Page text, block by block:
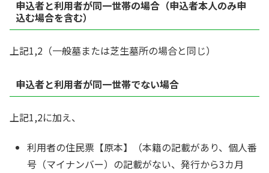
申込者と利用者が同一世帯の場合（申込者本人のみ申
込む場合を含む）
上記1,2（一般墓または芝生墓所の場合と同じ）
申込者と利用者が同一世帯でない場合
上記1,2に加え、
利用者の住民票【原本】（本籍の記載があり、個人番
号（マイナンバー）の記載がない、発行から3カ月